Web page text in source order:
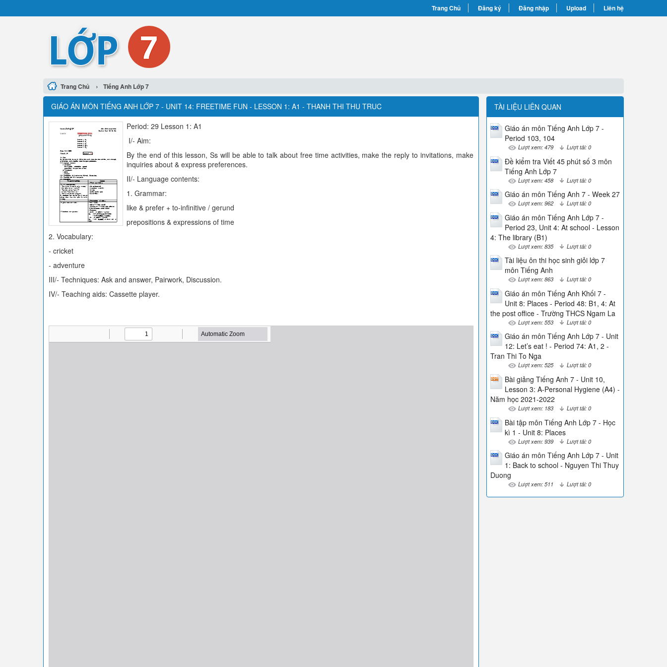
Trang Chủ Đăng ký Đăng nhập Upload Liên hệ
Trang Chủ › Tiếng Anh Lớp 7
GIÁO ÁN MÔN TIẾNG ANH LỚP 7 - UNIT 14: FREETIME FUN - LESSON 1: A1 - THANH THI THU TRUC
Period: 29 Lesson 1: A1
I/- Aim:
By the end of this lesson, Ss will be able to talk about free time activities, make the reply to invitations, make
inquiries about & express preferences.
II/- Language contents:
1. Grammar:
like & prefer + to-infinitive / gerund
prepositions & expressions of time
2. Vocabulary:
- cricket
- adventure
III/- Techniques: Ask and answer, Pairwork, Discussion.
IV/- Teaching aids: Cassette player.
TÀI LIỆU LIÊN QUAN
Giáo án môn Tiếng Anh Lớp 7 -
Period 103, 104
Lượt xem: 479 Lượt tải: 0
Đề kiểm tra Viết 45 phút số 3 môn
Tiếng Anh Lớp 7
Lượt xem: 458 Lượt tải: 0
Giáo án môn Tiếng Anh 7 - Week 27
Lượt xem: 962 Lượt tải: 0
Giáo án môn Tiếng Anh Lớp 7 -
Period 23, Unit 4: At school - Lesson
4: The library (B1)
Lượt xem: 835 Lượt tải: 0
Tài liệu ôn thi học sinh giỏi lớp 7
môn Tiếng Anh
Lượt xem: 863 Lượt tải: 0
Giáo án môn Tiếng Anh Khối 7 -
Unit 8: Places - Period 48: B1, 4: At
the post office - Trường THCS Ngam La
Lượt xem: 553 Lượt tải: 0
Giáo án môn Tiếng Anh Lớp 7 - Unit
12: Let’s eat ! - Period 74: A1, 2 -
Tran Thi To Nga
Lượt xem: 525 Lượt tải: 0
Bài giảng Tiếng Anh 7 - Unit 10,
Lesson 3: A-Personal Hygiene (A4) -
Năm học 2021-2022
Lượt xem: 183 Lượt tải: 0
Bài tập môn Tiếng Anh Lớp 7 - Học
kì 1 - Unit 8: Places
Lượt xem: 939 Lượt tải: 0
Giáo án môn Tiếng Anh Lớp 7 - Unit
1: Back to school - Nguyen Thi Thuy
Duong
Lượt xem: 511 Lượt tải: 0